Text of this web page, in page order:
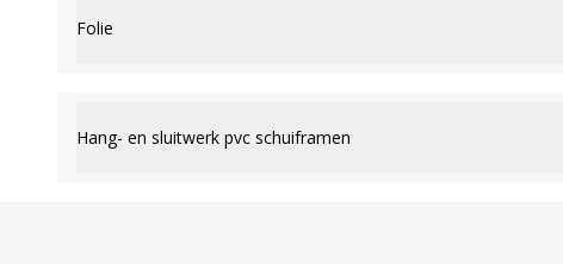
Folie
Hang- en sluitwerk pvc schuiframen